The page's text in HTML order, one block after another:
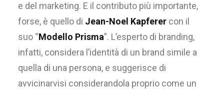
e del marketing. E il contributo più importante,
forse, è quello di Jean-Noel Kapferer con il
suo “Modello Prisma”. L’esperto di branding,
infatti, considera l’identità di un brand simile a
quella di una persona, e suggerisce di
avvicinarvisi considerandola proprio come un